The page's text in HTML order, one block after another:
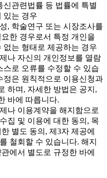
신관련법률 등 법률에 특별
있는 경우
, 학술연구 또는 시장조사를
한 경우로서 특정 개인을
없는 형태로 제공하는 경우
나 자신의 개인정보를 열람
스로 오류를 수정할 수 있습
정은 원칙적으로 이용신청과
하며, 자세한 방법은 공지,
바에 따릅니다.
나 이용계약을 해지함으로
집 및 이용에 대한 동의, 목
별도 동의, 제3자 제공에
철회할 수 있습니다. 해지
에서 별도로 규정한 바에